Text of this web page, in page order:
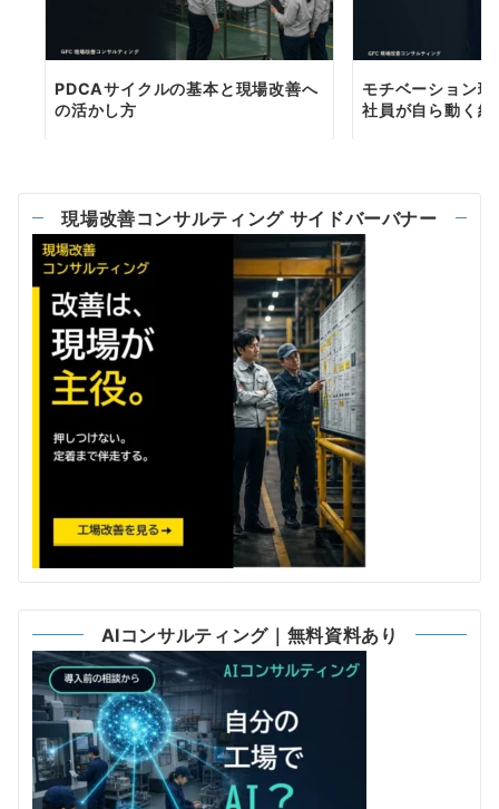
PDCAサイクルの基本と現場改善へ
の活かし方
モチベーション
社員が自ら動く組
現場改善コンサルティング サイドバーバナー
AIコンサルティング｜無料資料あり